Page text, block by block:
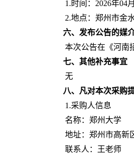
1.时间：2026年04月
2.地点： 郑州市金
六、 发布公告的媒
本次公告在《河南
七、 其他补充事宜
无
八、凡对本次采购
1.采购人信息
名称：郑州大学
地址：郑州市高新
联系人：王老师